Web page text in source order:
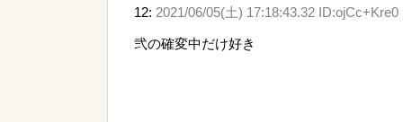
12: 2021/06/05(土) 17:18:43.32 ID:ojCc+Kre0
弐の確変中だけ好き